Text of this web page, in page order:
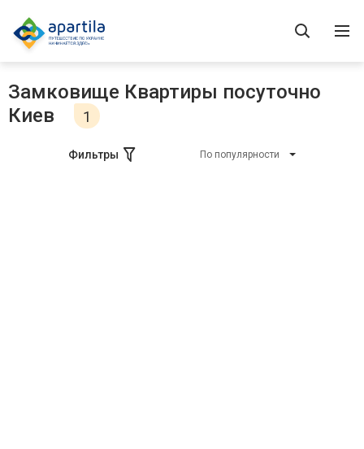
Замковище Квартиры посуточно
Киев
1
Фильтры По популярности